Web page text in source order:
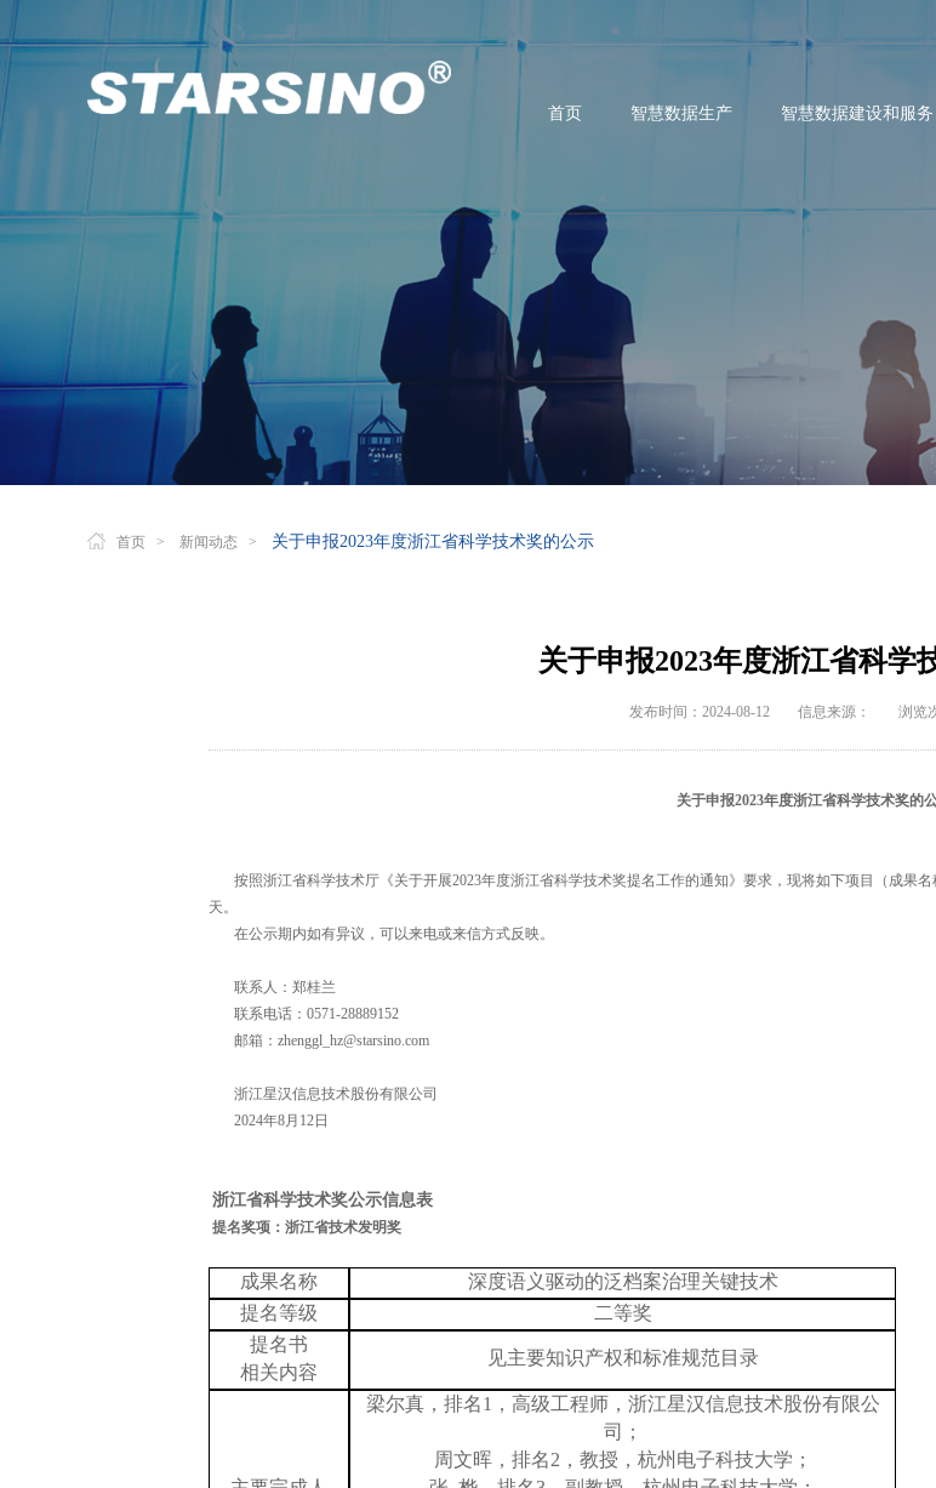
首页 智慧数据生产 智慧数据建设和服务
首页 > 新闻动态 > 关于申报2023年度浙江省科学技术奖的公示
关于申报2023年度浙江省科学
发布时间：2024-08-12 信息来源： 浏览
关于申报2023年度浙江省科学技术奖的
按照浙江省科学技术厅《关于开展2023年度浙江省科学技术奖提名工作的通知》要求，现将如下项目（成果
天。
在公示期内如有异议，可以来电或来信方式反映。
联系人：郑桂兰
联系电话：0571-28889152
邮箱：zhenggl_hz@starsino.com
浙江星汉信息技术股份有限公司
2024年8月12日
浙江省科学技术奖公示信息表
提名奖项：浙江省技术发明奖
成果名称
深度语义驱动的泛档案治理关键技术
提名等级
二等奖
提名书
相关内容
见主要知识产权和标准规范目录
梁尔真，排名1，高级工程师，浙江星汉信息技术股份有限公
司；
周文晖，排名2，教授，杭州电子科技大学；